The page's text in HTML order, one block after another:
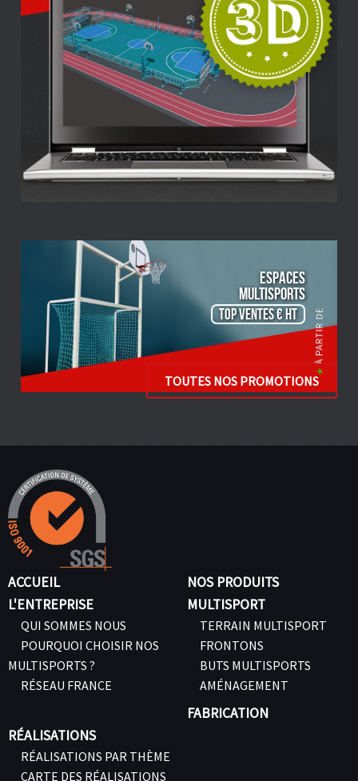
ESPACES
Multisports
TOP VENTES € HT
TOUTES NOS PROMOTIONS
ACCUEIL
L'ENTREPRISE
QUI SOMMES NOUS
POURQUOI CHOISIR NOS
MULTISPORTS ?
RÉSEAU FRANCE
NOS PRODUITS
MULTISPORT
TERRAIN MULTISPORT
FRONTONS
BUTS MULTISPORTS
AMÉNAGEMENT
FABRICATION
RÉALISATIONS
RÉALISATIONS PAR THÈME
CARTE DES RÉALISATIONS